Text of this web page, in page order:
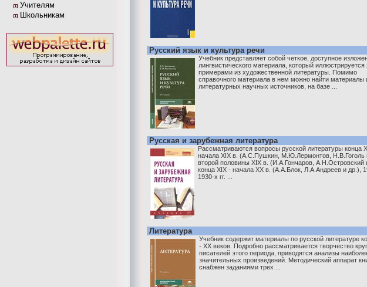
Учителям
Школьникам
Русский язык и культура речи
Учебник представляет собой четкое, доступное
лингвистического материала, который иллюстрируется
примерами из художественной литературы. Помимо
справочного материала в нем можно найти материалы
литературных научных источников, на базе ...
Русская и зарубежная литература
Рассматриваются вопросы русской литературы конца
начала XIX в. (А.С.Пушкин, М.Ю.Лермонтов, Н.В.Гоголь
второй половины XIX в. (И.А.Гончаров, А.Н.Островский
конца XIX - начала XX в. (А.А.Блок, Л.А.Андреев и др.),
1930-х гг. ...
Литература
Учебник содержит материалы по русской литературе
- XX веков. Подробно рассматривается творчество
писателей этого периода, приводятся анализы
значительных произведений. Методический аппарат
снабжен заданиями трех ...